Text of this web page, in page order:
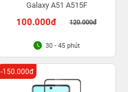
Galaxy A51 A515F
100.000đ 120.000đ
30 - 45 phút
-150.000đ